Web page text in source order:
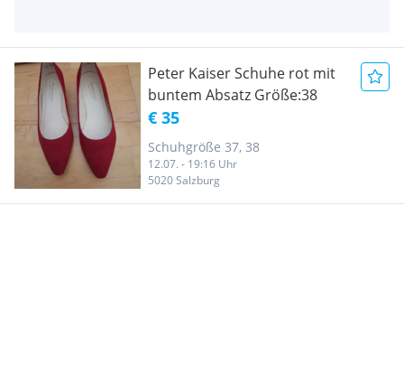
Peter Kaiser Schuhe rot mit
buntem Absatz Größe:38
€ 35
Schuhgröße 37, 38
12.07. - 19:16 Uhr
5020 Salzburg